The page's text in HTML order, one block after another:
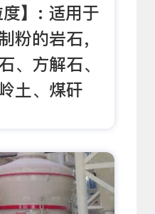
】: 适用于
粉的岩石，
、方解石、
土、煤矸